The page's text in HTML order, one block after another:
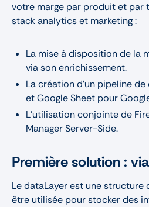
votre marge par produit et par
stack analytics et marketing :
La mise à disposition de la
via son enrichissement.
La création d’un pipeline
et Google Sheet pour
L’utilisation conjointe de
Manager Server-Side.
Première solution :
Le dataLayer est une structure
être utilisée pour stocker des